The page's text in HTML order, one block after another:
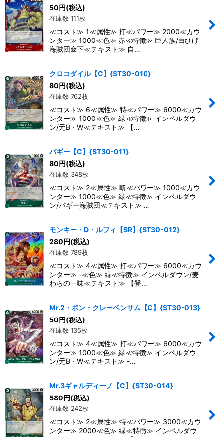
50円(税込)
在庫数 111枚
≪コスト≫ 1≪属性≫ 打≪パワー≫ 2000≪カウ
ンター≫ 1000≪色≫ 赤≪特徴≫ 巨人族/白ひげ
海賊団傘下≪テキスト≫ 自…
クロコダイル【C】{ST30-010}
80円(税込)
在庫数 762枚
≪コスト≫ 6≪属性≫ 特≪パワー≫ 6000≪カウ
ンター≫ 1000≪色≫ 緑≪特徴≫ インペルダウ
ン/元B・W≪テキスト≫ 【…
バギー【C】{ST30-011}
80円(税込)
在庫数 348枚
≪コスト≫ 2≪属性≫ 斬≪パワー≫ 1000≪カウ
ンター≫ 1000≪色≫ 緑≪特徴≫ インペルダウ
ン/バギー海賊団≪テキスト≫ …
モンキー・D・ルフィ【SR】{ST30-012}
280円(税込)
在庫数 789枚
≪コスト≫ 4≪属性≫ 打≪パワー≫ 6000≪カウ
ンター≫ -≪色≫ 緑≪特徴≫ インペルダウン/麦
わらの一味≪テキスト≫ 【登…
Mr.2・ボン・クレーベンサム【C】{ST30-013}
50円(税込)
在庫数 135枚
≪コスト≫ 4≪属性≫ 打≪パワー≫ 6000≪カウ
ンター≫ 1000≪色≫ 緑≪特徴≫ インペルダウ
ン/元B・W≪テキスト≫ -…
Mr.3ギャルディーノ【C】{ST30-014}
580円(税込)
在庫数 242枚
≪コスト≫ 2≪属性≫ 特≪パワー≫ 3000≪カウ
ンター≫ 2000≪色≫ 緑≪特徴≫ インペルダウ